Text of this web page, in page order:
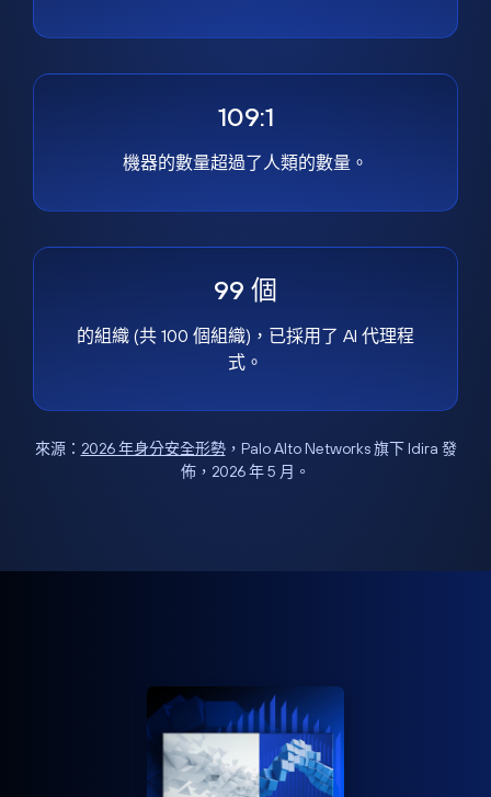
109:1
機器的數量超過了人類的數量。
99 個
的組織 (共 100 個組織)，已採用了 AI 代理程
式。
來源： 2026 年身分安全形勢，Palo Alto Networks 旗下 Idira 發
佈，2026 年 5 月。